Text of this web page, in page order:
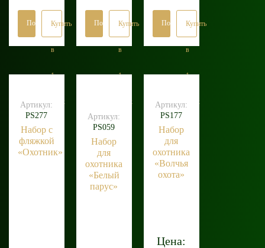
ПодробнееКупить
в
1
клик
ПодробнееКупить
в
1
клик
ПодробнееКупить
в
1
клик
Артикул:
PS277
Набор с
фляжкой
«Охотник»
Артикул:
PS059
Набор
для
охотника
«Белый
парус»
Артикул:
PS177
Набор
для
охотника
«Волчья
охота»
Цена: